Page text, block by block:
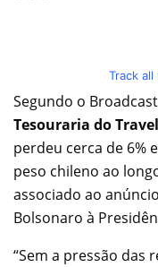
Track
Segundo o
Tesouraria do
perdeu cerca de 6%
peso chileno ao
associado ao
Bolsonaro à
“Sem a pressão das